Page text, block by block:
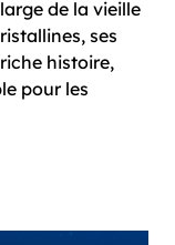
de la vieille
ses
histoire,
pour les